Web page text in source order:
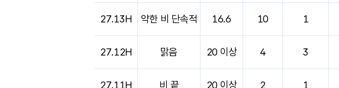
27.13H 약한 비 단속적 16.6 10 1
27.12H 맑음 20 이상 4 3
27.11H 비 끝 20 이상 2 1